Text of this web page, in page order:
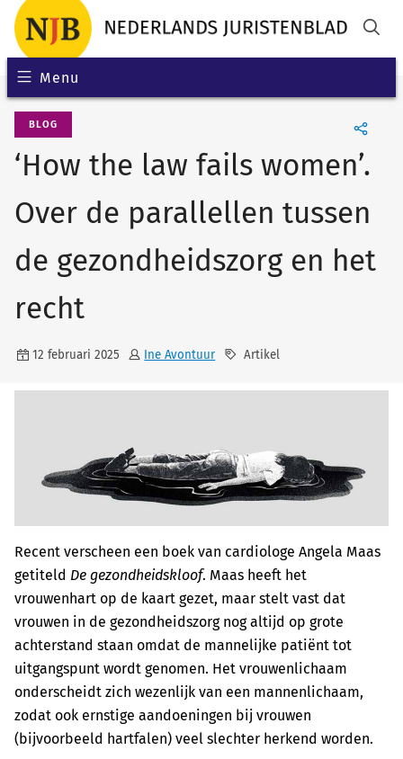
Menu
BLOG
‘How the law fails women’.
Over de parallellen tussen
de gezondheidszorg en het
recht
12 februari 2025 Ine Avontuur Artikel
Recent verscheen een boek van cardiologe Angela Maas
getiteld De gezondheidskloof. Maas heeft het
vrouwenhart op de kaart gezet, maar stelt vast dat
vrouwen in de gezondheidszorg nog altijd op grote
achterstand staan omdat de mannelijke patiënt tot
uitgangspunt wordt genomen. Het vrouwenlichaam
onderscheidt zich wezenlijk van een mannenlichaam,
zodat ook ernstige aandoeningen bij vrouwen
(bijvoorbeeld hartfalen) veel slechter herkend worden.